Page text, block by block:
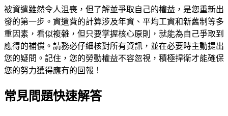
被資遣雖然令人沮喪，但了解並爭取自己的權益，是您重新出
發的第一步。資遣費的計算涉及年資、平均工資和新舊制等多
重因素，看似複雜，但只要掌握核心原則，就能為自己爭取到
應得的補償。請務必仔細核對所有資訊，並在必要時主動提出
您的疑問。記住，您的勞動權益不容忽視，積極捍衛才能確保
您的努力獲得應有的回報！
常見問題快速解答